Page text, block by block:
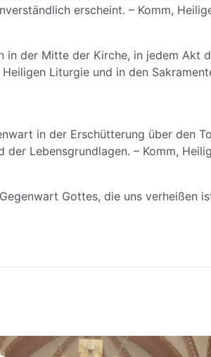
erscheint. – Komm,
in der Mitte der Kirche, in jedem Akt
Liturgie und in den
in der Erschütterung über den
Lebensgrundlagen. – Komm,
Gottes, die uns verheißen